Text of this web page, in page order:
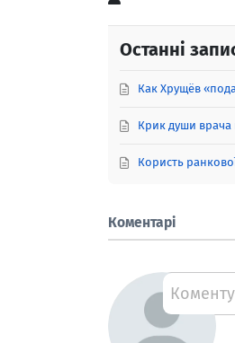
Останні
Как Хрущёв
Крик души врача
Користь
Коментарі